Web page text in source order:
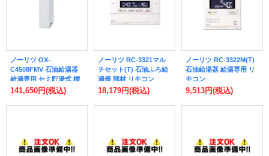
ノーリツ OX-
C4508FMV 石油給湯器
給湯専用 セミ貯湯式 標
準 エコフィール OX-C
売 ♪
141,650円(税込)
ノーリツ RC-3321マル
チセット(T) 石油ふろ給
湯器 部材 リモコン
18,179円(税込)
ノーリツ RC-3322M(T)
石油給湯器 給湯専用 リ
モコン
9,513円(税込)